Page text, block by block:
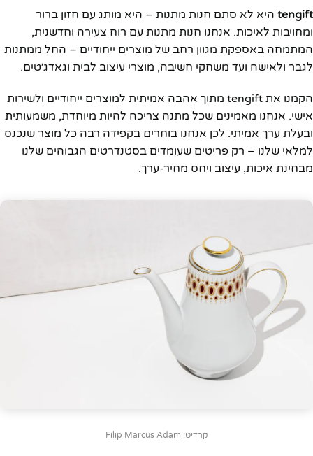
tengift היא לא סתם חנות מתנות – היא מותג עם חזון ברור
ומחויבות לאיכות. אנחנו חנות מתנות עם רוח צעירה וחדשנית,
המתמחה באספקת מגוון רחב של מוצרים ייחודיים – החל ממתנות
לגבר ולאישה ועד משחקי חשיבה, מוצרי עיצוב לבית וגאדג׳טים.
הקמנו את tengift מתוך אהבה אמיתית למוצרים ייחודיים ולשירות
אישי. אנחנו מאמינים שכל מתנה צריכה להיות מיוחדת, משמעותית
ובעלת ערך אמיתי. לכן אנחנו בוחרים בקפידה רבה כל מוצר שנכנס
למלאי שלנו – רק פריטים שעומדים בסטנדרטים הגבוהים שלנו
מבחינת איכות, עיצוב ויחס מחיר-ערך.
קרדיט: Filip Marcus Adam